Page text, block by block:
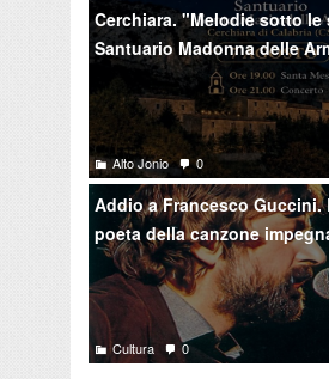
Cerchiara. "Melodie sotto le
Santuario Madonna delle
Alto Jonio 0
Addio a Francesco Guccini.
poeta della canzone
Cultura 0